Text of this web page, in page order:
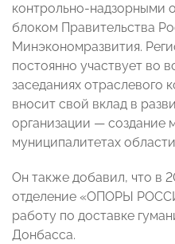
контрольно-надзорными
блоком Правительства
Минэкономразвития.
постоянно участвует во
заседаниях отраслевого
вносит свой вклад в
организации — создание
муниципалитетах
Он также добавил, что в
отделение «ОПОРЫ
работу по доставке
Донбасса.